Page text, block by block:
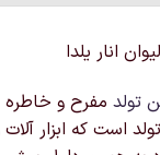
انار یلدا
تولد مفرح و خاطره
است که ابزار